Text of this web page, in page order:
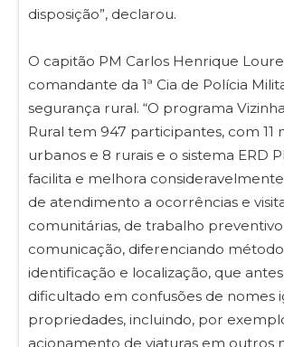
disposição”, declarou.
O capitão PM Carlos Henrique
comandante da 1ª Cia de Polícia
segurança rural. “O programa
Rural tem 947 participantes, com 11
urbanos e 8 rurais e o sistema ERD
facilita e melhora
de atendimento a ocorrências e
comunitárias, de trabalho
comunicação, diferenciando
identificação e localização, que
dificultado em confusões de nomes
propriedades, incluindo, por
acionamento de viaturas em outros